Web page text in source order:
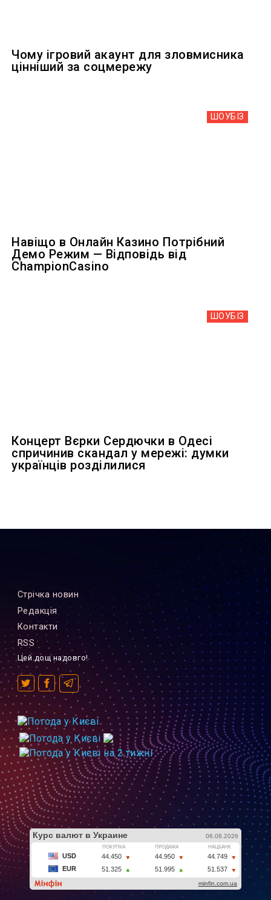
Чому ігровий акаунт для зловмисника
цінніший за соцмережу
ШОУБIЗ
Навіщо в Онлайн Казино Потрібний
Демо Режим — Відповідь від
ChampionCasino
ШОУБIЗ
Концерт Вєрки Сердючки в Одесі
спричинив скандал у мережі: думки
українців розділилися
Стрiчка новин
Редакцiя
Контакти
RSS
Цей дощ надовго!